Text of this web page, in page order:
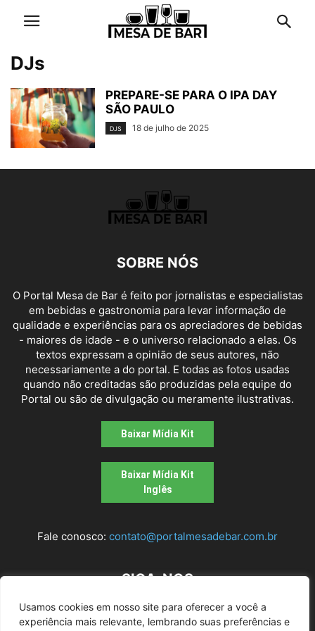
Usamos cookies em nosso site para oferecer a você a
experiência mais relevante, lembrando suas preferências e
DJs
PREPARE-SE PARA O IPA DAY
SÃO PAULO
DJS 18 de julho de 2025
SOBRE NÓS
O Portal Mesa de Bar é feito por jornalistas e especialistas
em bebidas e gastronomia para levar informação de
qualidade e experiências para os apreciadores de bebidas
- maiores de idade - e o universo relacionado a elas. Os
textos expressam a opinião de seus autores, não
necessariamente a do portal. E todas as fotos usadas
quando não creditadas são produzidas pela equipe do
Portal ou são de divulgação ou meramente ilustrativas.
Baixar Mídia Kit
Baixar Mídia Kit
Inglês
Fale conosco: contato@portalmesadebar.com.br
SIGA-NOS